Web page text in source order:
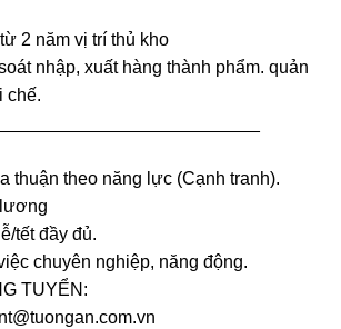
2 năm vị trí thủ kho
nhập, xuất hàng thành phẩm. quản
chế.
thuận theo năng lực (Cạnh tranh).
tết đầy đủ.
chuyên nghiệp, năng động.
TUYỂN: